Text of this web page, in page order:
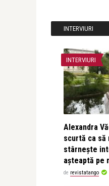
INTERVIURI
INTERVIURI
Alexandra
scurtă ca
stârnește
așteaptă pe
de revistatango